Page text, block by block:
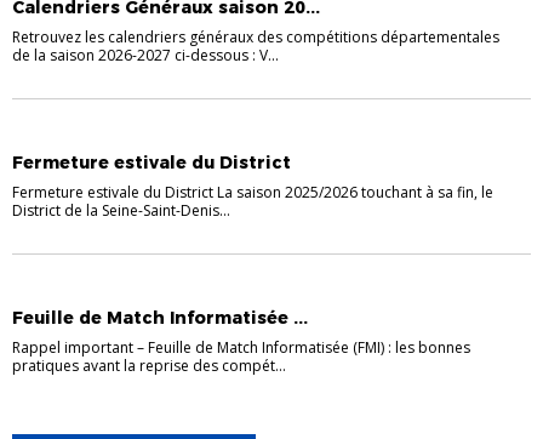
Calendriers Généraux saison 20...
Retrouvez les calendriers généraux des compétitions départementales
de la saison 2026-2027 ci-dessous : V...
Fermeture estivale du District
Fermeture estivale du District La saison 2025/2026 touchant à sa fin, le
District de la Seine-Saint-Denis...
Feuille de Match Informatisée ...
Rappel important – Feuille de Match Informatisée (FMI) : les bonnes
pratiques avant la reprise des compét...